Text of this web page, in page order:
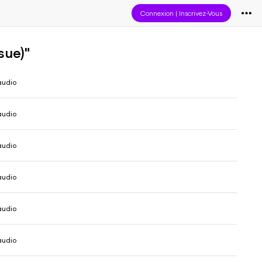
Connexion | Inscrivez-Vous